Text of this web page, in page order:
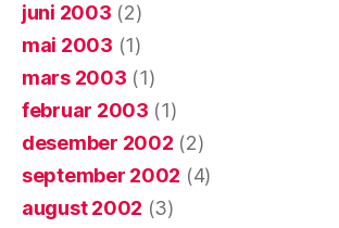
juni 2003 (2)
mai 2003 (1)
mars 2003 (1)
februar 2003 (1)
desember 2002 (2)
september 2002 (4)
august 2002 (3)